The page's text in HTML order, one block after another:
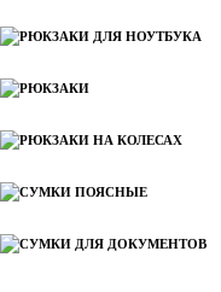
РЮКЗАКИ ДЛЯ НОУТБУКА
РЮКЗАКИ
РЮКЗАКИ НА КОЛЕСАХ
СУМКИ ПОЯСНЫЕ
СУМКИ ДЛЯ ДОКУМЕНТОВ